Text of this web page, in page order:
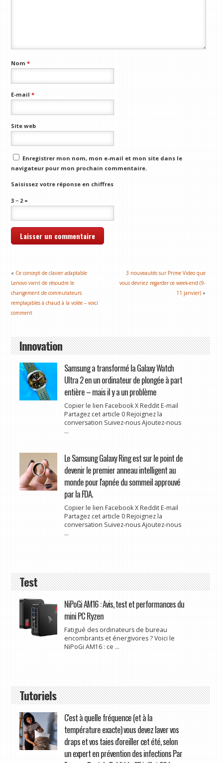
Nom*
E-mail*
Site web
Enregistrer mon nom, mon e-mail et mon site dans le
navigateur pour mon prochain commentaire.
Saisissez votre réponse en chiffres
3 − 2 =
« Ce concept de clavier adaptable
Lenovo vient de résoudre le
changement de commutateurs
remplaçables à chaud à la volée – voici
comment
3 nouveautés sur Prime Video que
vous devriez regarder ce week-end (9-
11 janvier) »
Innovation
Samsung a transformé la Galaxy Watch
Ultra 2 en un ordinateur de plongée à part
entière – mais il y a un problème
Copier le lien Facebook X Reddit E-mail
Partagez cet article 0 Rejoignez la
conversation Suivez-nous Ajoutez-nous
...
Le Samsung Galaxy Ring est sur le point de
devenir le premier anneau intelligent au
monde pour l'apnée du sommeil approuvé
par la FDA.
Copier le lien Facebook X Reddit E-mail
Partagez cet article 0 Rejoignez la
conversation Suivez-nous Ajoutez-nous
...
Test
NiPoGi AM16 : Avis, test et performances du
mini PC Ryzen
Fatigué des ordinateurs de bureau
encombrants et énergivores ? Voici le
NiPoGi AM16 : ce ...
Tutoriels
C'est à quelle fréquence (et à la
température exacte) vous devez laver vos
draps et vos taies d'oreiller cet été, selon
un expert en prévention des infections Par